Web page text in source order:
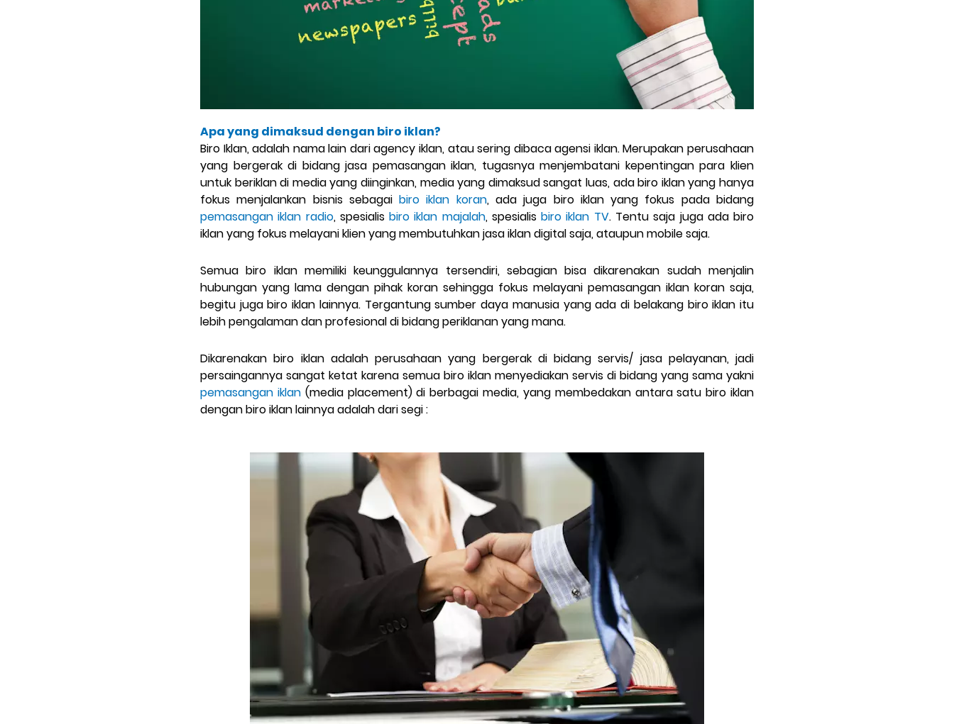
Apa yang dimaksud dengan biro iklan?
Biro Iklan, adalah nama lain dari agency iklan, atau sering dibaca agensi iklan. Merupakan perusahaan
yang bergerak di bidang jasa pemasangan iklan, tugasnya menjembatani kepentingan para klien
untuk beriklan di media yang diinginkan, media yang dimaksud sangat luas, ada biro iklan yang hanya
fokus menjalankan bisnis sebagaibiro iklan koran, ada juga biro iklan yang fokus pada bidang
pemasangan iklan radio, spesialisbiro iklan majalah, spesialisbiro iklan TV. Tentu saja juga ada biro
iklan yang fokus melayani klien yang membutuhkan jasa iklan digital saja, ataupun mobile saja.
Semua biro iklan memiliki keunggulannya tersendiri, sebagian bisa dikarenakan sudah menjalin
hubungan yang lama dengan pihak koran sehingga fokus melayani pemasangan iklan koran saja,
begitu juga biro iklan lainnya. Tergantung sumber daya manusia yang ada di belakang biro iklan itu
lebih pengalaman dan profesional di bidang periklanan yang mana.
Dikarenakan biro iklan adalah perusahaan yang bergerak di bidang servis/ jasa pelayanan, jadi
persaingannya sangat ketat karena semua biro iklan menyediakan servis di bidang yang sama yakni
pemasangan iklan(media placement) di berbagai media, yang membedakan antara satu biro iklan
dengan biro iklan lainnya adalah dari segi :